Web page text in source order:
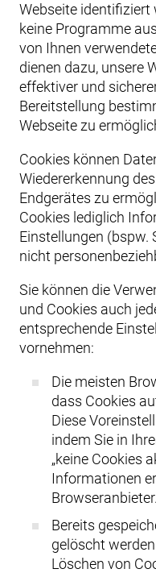
Webseite identifiziert
keine Programme
von Ihnen
dienen dazu, unsere
effektiver und
Bereitstellung
Webseite zu
Cookies können
Wiedererkennung
Endgerätes zu
Cookies lediglich
Einstellungen (bspw.
nicht
Sie können die
und Cookies auch
entsprechende
vornehmen:
Die meisten
dass Cookies
Diese
indem Sie in
„keine Cookies
Informationen
Browseranbieter.
Bereits
gelöscht
Löschen von